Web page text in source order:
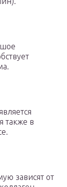
также в
зависят от